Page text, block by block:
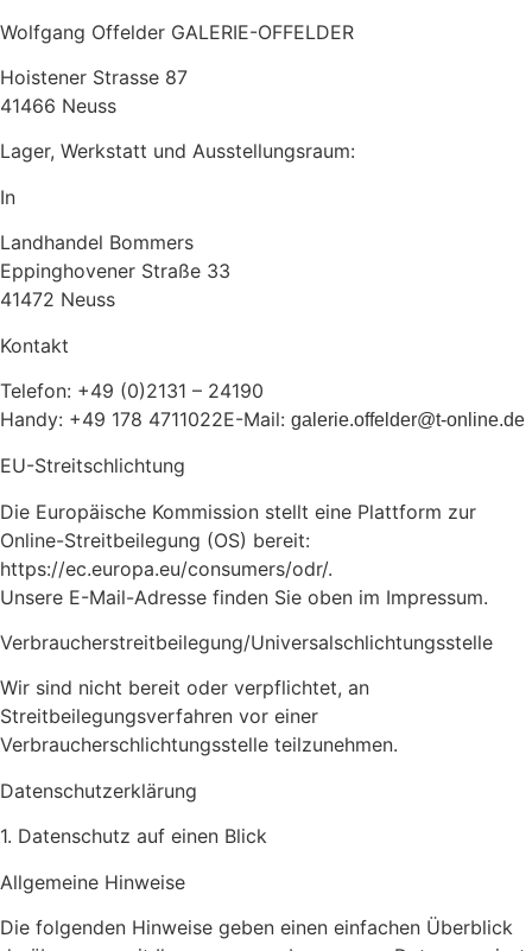
Wolfgang Offelder GALERIE-OFFELDER
Hoistener Strasse 87
41466 Neuss
Lager, Werkstatt und Ausstellungsraum:
In
Landhandel Bommers
Eppinghovener Straße 33
41472 Neuss
Kontakt
Telefon: +49 (0)2131 – 24190
Handy: +49 178 4711022E-Mail: galerie.offelder@t-online.de
EU-Streitschlichtung
Die Europäische Kommission stellt eine Plattform zur
Online-Streitbeilegung (OS) bereit:
https://ec.europa.eu/consumers/odr/.
Unsere E-Mail-Adresse finden Sie oben im Impressum.
Verbraucherstreitbeilegung/Universalschlichtungsstelle
Wir sind nicht bereit oder verpflichtet, an
Streitbeilegungsverfahren vor einer
Verbraucherschlichtungsstelle teilzunehmen.
Datenschutz­erklärung
1. Datenschutz auf einen Blick
Allgemeine Hinweise
Die folgenden Hinweise geben einen einfachen Überblick